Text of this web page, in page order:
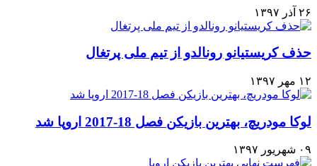
۲۶ آذر ۱۳۹۷
حذف کریستیانو رونالدو از تیم ملی پرتغال
۱۲ مهر ۱۳۹۷
لوکا مودریچ، بهترین بازیکن فصل 18-2017 اروپا شد
۰۹ شهریور ۱۳۹۷